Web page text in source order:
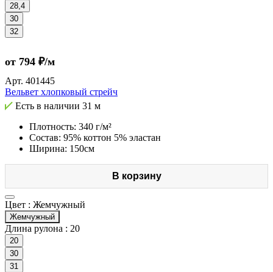
28,4
30
32
от 794 ₽/м
Арт. 401445
Вельвет хлопковый стрейч
Есть в наличии 31 м
Плотность: 340 г/м²
Состав: 95% коттон 5% эластан
Ширина: 150см
В корзину
Цвет : Жемчужный
Жемчужный
Длина рулона : 20
20
30
31